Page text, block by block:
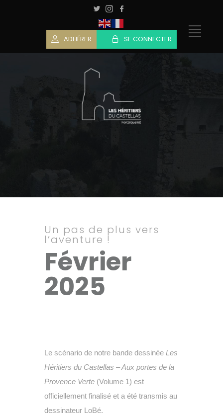
SE CONNECTER
ADHÉRER
Un pas de plus vers
l’aventure !
Février
2025
Le scénario de notre bande dessinée Les
Héritiers du Castellas – Aux portes de la
Provence Verte (Volume 1) est
officiellement finalisé et a été transmis au
dessinateur LoBé.